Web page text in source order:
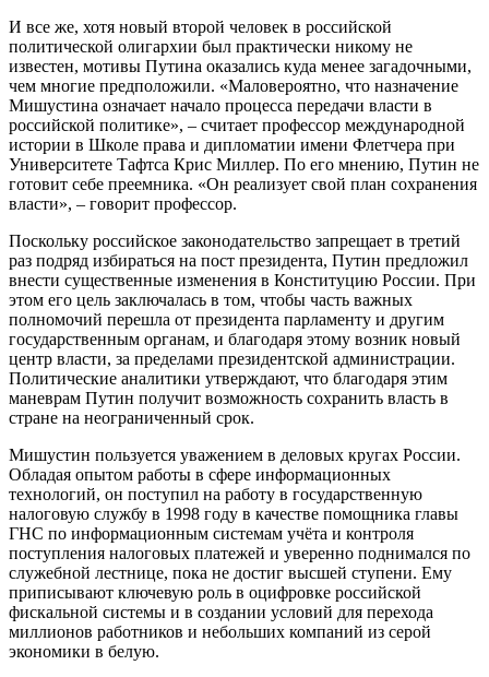
И все же, хотя новый второй человек в российской
политической олигархии был практически никому не
известен, мотивы Путина оказались куда менее загадочными,
чем многие предположили. «Маловероятно, что назначение
Мишустина означает начало процесса передачи власти в
российской политике», – считает профессор международной
истории в Школе права и дипломатии имени Флетчера при
Университете Тафтса Крис Миллер. По его мнению, Путин не
готовит себе преемника. «Он реализует свой план сохранения
власти», – говорит профессор.
Поскольку российское законодательство запрещает в третий
раз подряд избираться на пост президента, Путин предложил
внести существенные изменения в Конституцию России. При
этом его цель заключалась в том, чтобы часть важных
полномочий перешла от президента парламенту и другим
государственным органам, и благодаря этому возник новый
центр власти, за пределами президентской администрации.
Политические аналитики утверждают, что благодаря этим
маневрам Путин получит возможность сохранить власть в
стране на неограниченный срок.
Мишустин пользуется уважением в деловых кругах России.
Обладая опытом работы в сфере информационных
технологий, он поступил на работу в государственную
налоговую службу в 1998 году в качестве помощника главы
ГНС по информационным системам учёта и контроля
поступления налоговых платежей и уверенно поднимался по
служебной лестнице, пока не достиг высшей ступени. Ему
приписывают ключевую роль в оцифровке российской
фискальной системы и в создании условий для перехода
миллионов работников и небольших компаний из серой
экономики в белую.